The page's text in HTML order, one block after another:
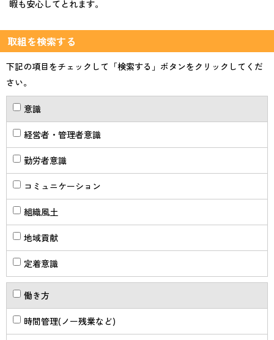
暇も安心してとれます。
取組を検索する
下記の項目をチェックして「検索する」ボタンをクリックしてくだ
さい。
意識
経営者・管理者意識
勤労者意識
コミュニケーション
組織風土
地域貢献
定着意識
働き方
時間管理(ノー残業など)